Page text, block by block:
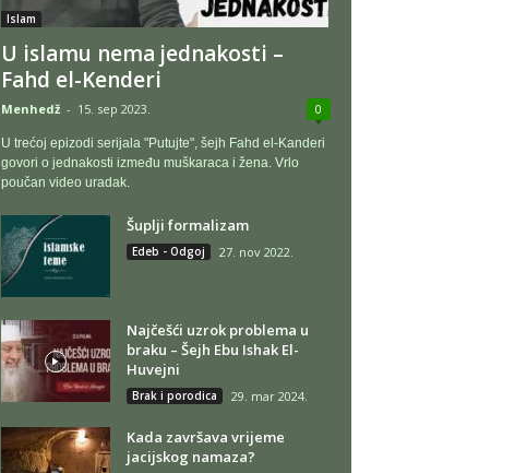
Islam
U islamu nema jednakosti –
Fahd el-Kenderi
Menhedž - 15. sep 2023. 0
U trećoj epizodi serijala "Putujte", šejh Fahd el-Kanderi
govori o jednakosti između muškaraca i žena. Vrlo
poučan video uradak.
Šuplji formalizam
Edeb - Odgoj 27. nov 2022.
Najčešći uzrok problema u
braku – Šejh Ebu Ishak El-
Huvejni
Brak i porodica 29. mar 2024.
Kada završava vrijeme
jacijskog namaza?